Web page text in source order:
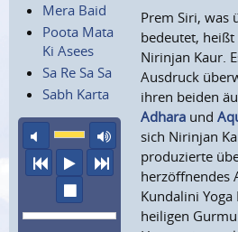
Mera Baid
Poota Mata
Ki Asees
Sa Re Sa Sa
Sabh Karta
Ton aus
maximale
vorheriger Titel
Abspielennächster Titel
Wiedergabe
Prem Siri, was
bedeutet,
Nirinjan Kaur.
Ausdruck
ihren beiden
Adhara und
sich Nirinjan
produzierte
herzöffnendes
Kundalini
heiligen